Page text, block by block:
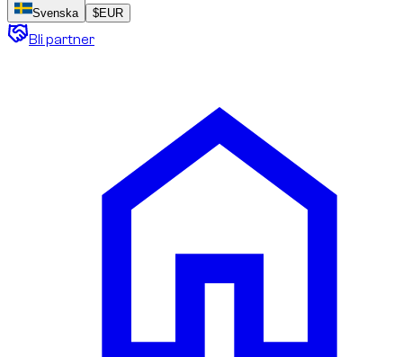
Svenska $EUR
Bli partner